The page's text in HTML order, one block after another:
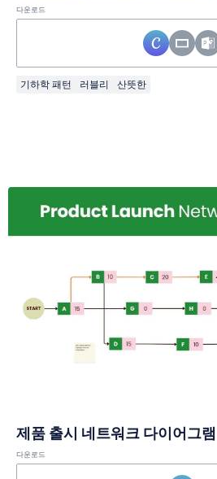
다운로드
기하학 패턴 러블리 산뜻한
제품 출시 네트워크 다이어그
다운로드